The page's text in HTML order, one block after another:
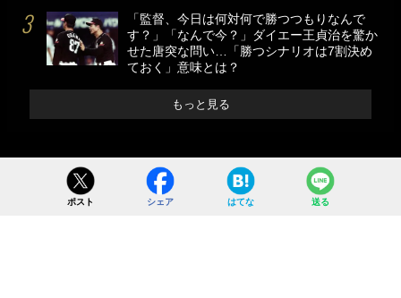
「監督、今日は何対何で勝つつもりなんで
す？」「なんで今？」ダイエー王貞治を驚か
せた唐突な問い…「勝つシナリオは7割決め
ておく」意味とは？
もっと見る
ポスト シェア はてな 送る